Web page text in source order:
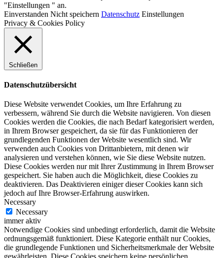
"Einstellungen " an.
Einverstanden Nicht speichern Datenschutz Einstellungen
Privacy & Cookies Policy
Schließen
Datenschutzübersicht
Diese Website verwendet Cookies, um Ihre Erfahrung zu
verbessern, während Sie durch die Website navigieren. Von diesen
Cookies werden die Cookies, die nach Bedarf kategorisiert werden,
in Ihrem Browser gespeichert, da sie für das Funktionieren der
grundlegenden Funktionen der Website wesentlich sind. Wir
verwenden auch Cookies von Drittanbietern, mit denen wir
analysieren und verstehen können, wie Sie diese Website nutzen.
Diese Cookies werden nur mit Ihrer Zustimmung in Ihrem Browser
gespeichert. Sie haben auch die Möglichkeit, diese Cookies zu
deaktivieren. Das Deaktivieren einiger dieser Cookies kann sich
jedoch auf Ihre Browser-Erfahrung auswirken.
Necessary
Necessary
immer aktiv
Notwendige Cookies sind unbedingt erforderlich, damit die Website
ordnungsgemäß funktioniert. Diese Kategorie enthält nur Cookies,
die grundlegende Funktionen und Sicherheitsmerkmale der Website